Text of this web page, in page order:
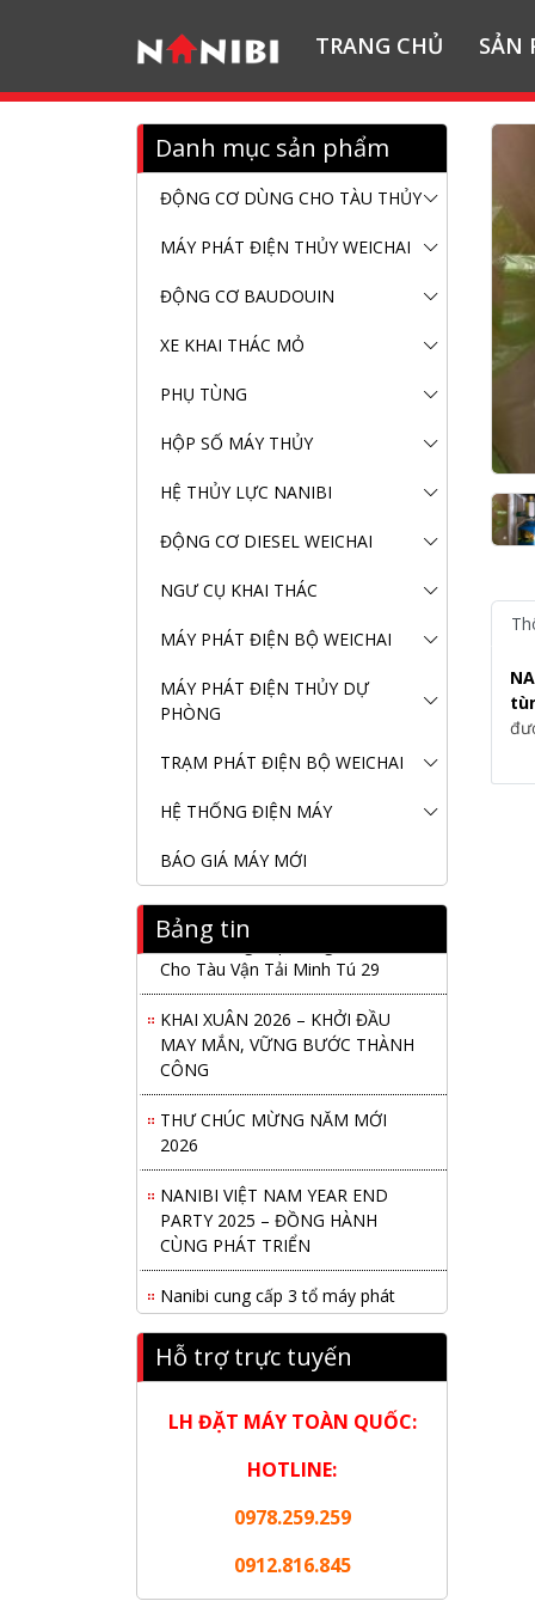
TRANG CHỦ SẢN
Danh mục sản phẩm
ĐỘNG CƠ DÙNG CHO TÀU THỦY
MÁY PHÁT ĐIỆN THỦY WEICHAI
ĐỘNG CƠ BAUDOUIN
XE KHAI THÁC MỎ
PHỤ TÙNG
HỘP SỐ MÁY THỦY
HỆ THỦY LỰC NANIBI
ĐỘNG CƠ DIESEL WEICHAI
NGƯ CỤ KHAI THÁC
MÁY PHÁT ĐIỆN BỘ WEICHAI
MÁY PHÁT ĐIỆN THỦY DỰ
PHÒNG
TRẠM PHÁT ĐIỆN BỘ WEICHAI
HỆ THỐNG ĐIỆN MÁY
BÁO GIÁ MÁY MỚI
Bảng tin
Nanibi Cung Cấp Động Cơ Weichai
Cho Tàu Vận Tải Minh Tú 29
KHAI XUÂN 2026 – KHỞI ĐẦU
MAY MẮN, VỮNG BƯỚC THÀNH
CÔNG
THƯ CHÚC MỪNG NĂM MỚI
2026
NANIBI VIỆT NAM YEAR END
PARTY 2025 – ĐỒNG HÀNH
CÙNG PHÁT TRIỂN
Nanibi cung cấp 3 tổ máy phát
điện 3000kVA cho dự án Kho cảng
Cái Mép LNG
Hội nghị tổng kết công tác năm
2025 và triển khai nhiệm vụ năm
2026 do chi hội tàu du lịch Hạ
NANIBI khai trương văn phòng
triển bền vững
Hỗ trợ trực tuyến
LH ĐẶT MÁY TOÀN QUỐC:
HOTLINE:
0978.259.259
0912.816.845